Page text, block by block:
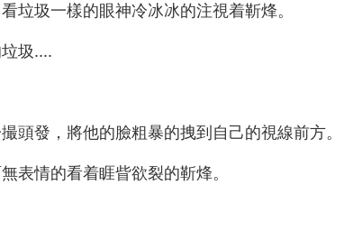
圾一樣的眼神冷冰冰的注視着靳烽。
圾....
發，將他的臉粗暴的拽到自己的視線前方。
情的看着睚眥欲裂的靳烽。